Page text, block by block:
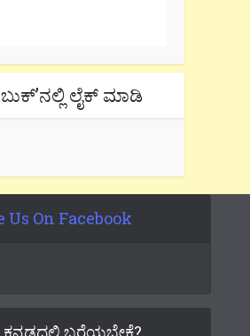
ಲೈಕ್ ಮಾಡಿ
Us On Facebook
ಬರೆಯಬೇಕೆ?